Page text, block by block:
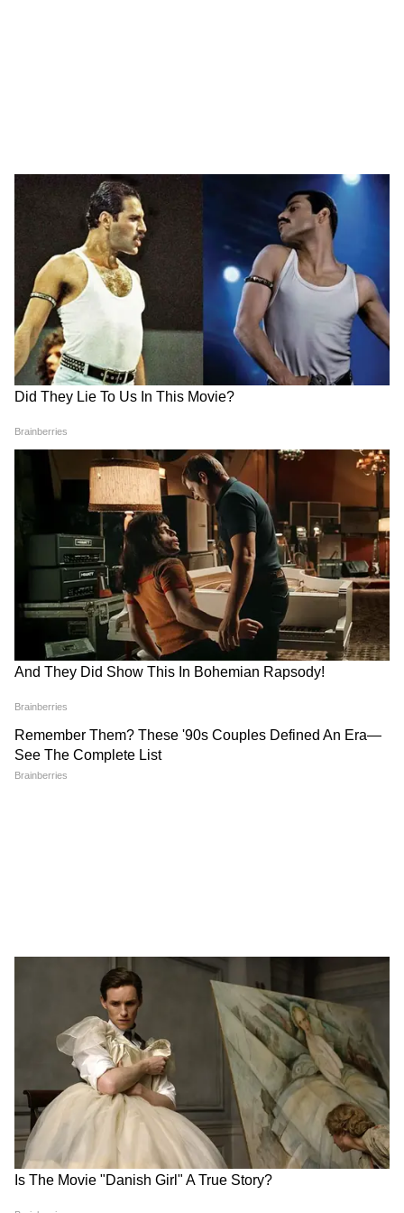
तीसरा स्थान: ₹1 लाख
इसके अलावा लैपटॉप और स्कॉलरशिप भी दी जाती है।